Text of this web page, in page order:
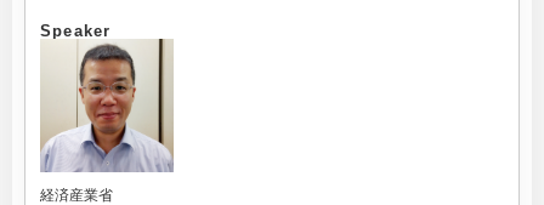
Speaker
経済産業省